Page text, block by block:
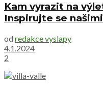
Kam vyrazit na
Inspirujte se
od redakce vyslapy
4.1.2024
2